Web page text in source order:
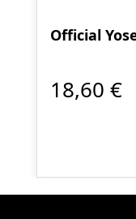
Official
18,60 €